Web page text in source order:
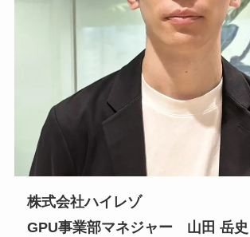
株式会社ハイレゾ
GPU事業部マネジャー 山田 岳史